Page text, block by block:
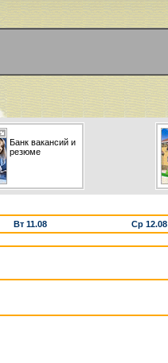
Банк вакансий и
резюме
Вт 11.08 Ср 12.08